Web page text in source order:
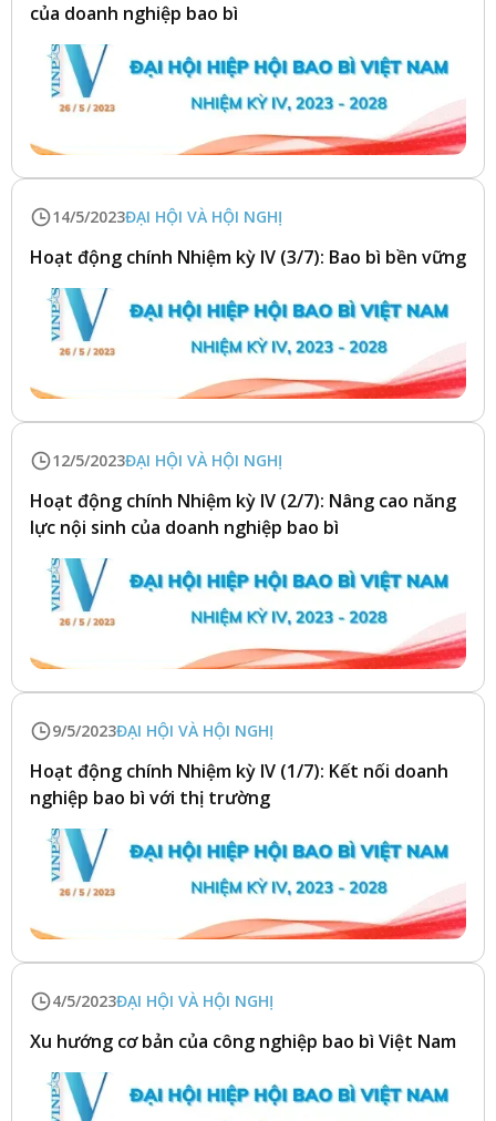
của doanh nghiệp bao bì
14/5/2023ĐẠI HỘI VÀ HỘI NGHỊ
Hoạt động chính Nhiệm kỳ IV (3/7): Bao bì bền vững
12/5/2023ĐẠI HỘI VÀ HỘI NGHỊ
Hoạt động chính Nhiệm kỳ IV (2/7): Nâng cao năng
lực nội sinh của doanh nghiệp bao bì
9/5/2023ĐẠI HỘI VÀ HỘI NGHỊ
Hoạt động chính Nhiệm kỳ IV (1/7): Kết nối doanh
nghiệp bao bì với thị trường
4/5/2023ĐẠI HỘI VÀ HỘI NGHỊ
Xu hướng cơ bản của công nghiệp bao bì Việt Nam